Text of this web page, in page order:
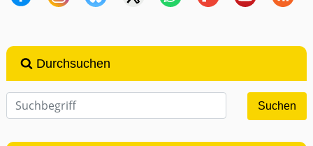
Durchsuchen